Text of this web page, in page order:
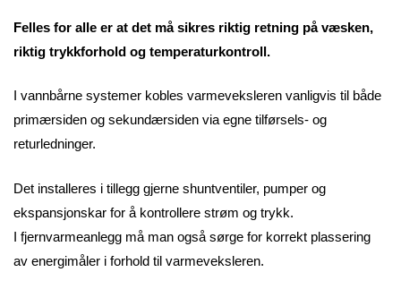
Felles for alle er at det må sikres riktig retning på væsken,
riktig trykkforhold og temperaturkontroll.
I vannbårne systemer kobles varmeveksleren vanligvis til både
primærsiden og sekundærsiden via egne tilførsels- og
returledninger.
Det installeres i tillegg gjerne shuntventiler, pumper og
ekspansjonskar for å kontrollere strøm og trykk.
I fjernvarmeanlegg må man også sørge for korrekt plassering
av energimåler i forhold til varmeveksleren.